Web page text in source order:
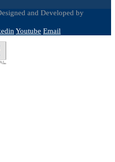
and Developed by
Youtube Email